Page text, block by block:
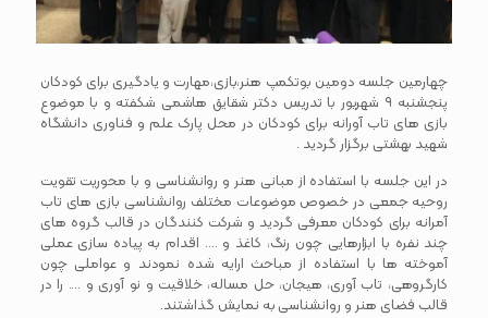
چهارمین جلسه دومین بوتکمپ هنر،بازی،مهارت و یادگیری برای کودکان
پنجشنبه ۹ شهریور با تدریس دکتر شقایق هاشمی شکفته و با موضوع
بازی های تاب آورانه برای کودکان در محل پارک علم و فناوری دانشگاه
شهید بهشتی برگزار گردید .
در این جلسه با استفاده از مبانی هنر و روانشناسی و با محوریت تقویت
روحیه جمعی در خصوص موضوعات مختلف روانشناسی بازی های تاب
آمرانه برای کودکان معرفی گردید و شرکت کنندگان در قالب گروه های
چند نفره با ابزارهایی چون رنگ، کاغذ و …. اقدام به پیاده سازی عملی
آموخته ها با استفاده از مباحث ارایه شده نمودند و عواملی چون
کارگروهی، تاب آوری، هیجان، حل مساله، خلاقیت و نو آوری و …. را در
قالب فضای هنر و روانشناسی به نمایش گذاشتند.